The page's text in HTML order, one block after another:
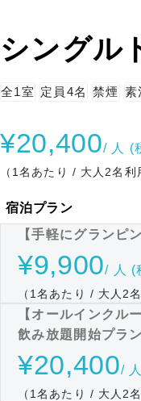
シングル
全1室 定員4名 禁煙 素
¥20,400/ 人 (
（1名あたり / 大人2名利
宿泊プラン
【手軽にグランピ
¥9,900/ 人 (
（1名あたり / 大人2
【オールインクル
飲み放題開始プラン
¥20,400/
（1名あたり / 大人2